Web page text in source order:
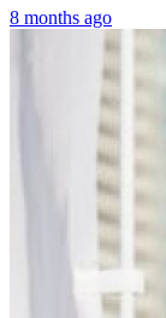
8 months ago